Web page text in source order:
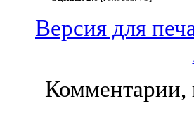
Версия для